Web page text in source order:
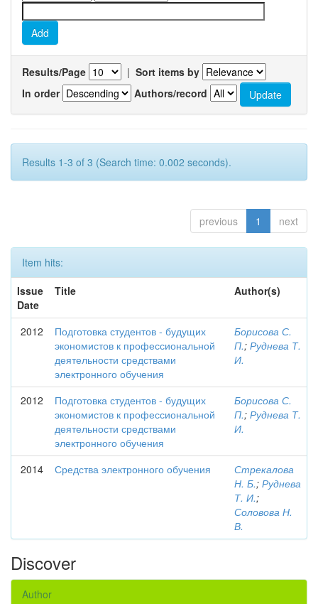
Results/Page | Sort items by
In order
Authors/record
Results 1-3 of 3 (Search time: 0.002 seconds).
previous 1 next
Item hits:
Issue
Date
Title Author(s)
2012
Подготовка студентов - будущих
экономистов к профессиональной
деятельности средствами
электронного обучения
Борисова С.
П.; Руднева Т.
И.
2012
Подготовка студентов - будущих
экономистов к профессиональной
деятельности средствами
электронного обучения
Борисова С.
П.; Руднева Т.
И.
2014 Средства электронного обучения
Стрекалова
Н. Б.; Руднева
Т. И.;
Соловова Н.
В.
Discover
Author